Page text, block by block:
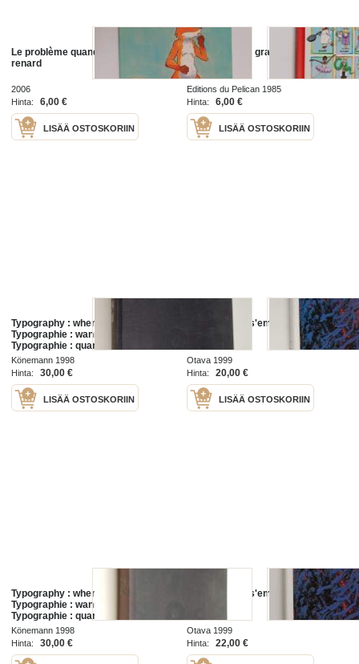
Le problème quand on est un
renard
2006
Hinta:
6,00 €
LISÄÄ OSTOSKORIIN
Quand je serai grand, je serai ...
Editions du Pelican 1985
Hinta:
6,00 €
LISÄÄ OSTOSKORIIN
Typography : when, who, how =
Typographie : wann, wer, wie =
Typographie : quand, qui, comment
Könemann 1998
Hinta:
30,00 €
LISÄÄ OSTOSKORIIN
Quand l'hiver s'empare de la taga
Otava 1999
Hinta:
20,00 €
LISÄÄ OSTOSKORIIN
Typography : when, who, how =
Typographie : wann, wer, wie =
Typographie : quand, qui, comment
Könemann 1998
Hinta:
30,00 €
Quand l'hiver s'empare de la taga
Otava 1999
Hinta:
22,00 €